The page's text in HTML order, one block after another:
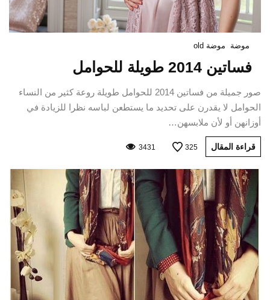
موضة موضة old
فساتين 2014 طويلة للحوامل
صور جميلة من فساتين 2014 للحوامل طويلة روعة كثير من النساء
الحوامل لا يقدرن على تحديد ما يستطعن لباسه نظرا للزيادة في
أوزانهن أو لأن ملابسهن…
قراءة المقال 325
3431